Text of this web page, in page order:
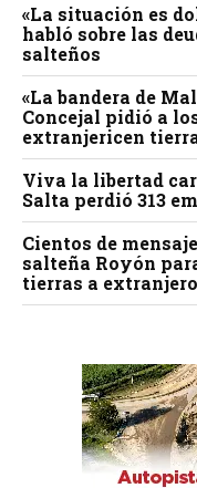
«La situación es
habló sobre las
salteños
«La bandera de
Concejal pidió a
extranjericen
Viva la libertad
Salta perdió 313
Cientos de
salteña Royón
tierras a